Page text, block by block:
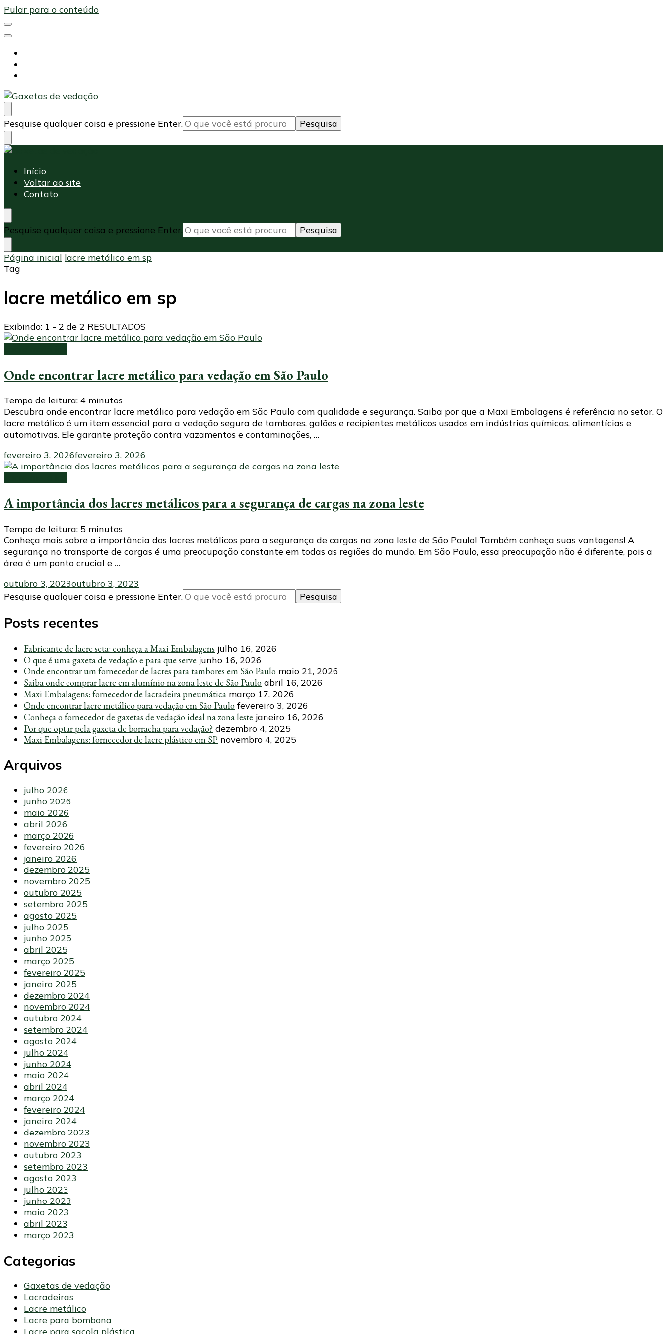
Pular para o conteúdo
Maxi Embalagens
Blog Maxi Embalagens
Procurando
algo?
Pesquise qualquer coisa e pressione Enter.
Maxi Embalagens
Blog Maxi Embalagens
Início
Voltar ao site
Contato
Procurando
algo?
Pesquise qualquer coisa e pressione Enter.
Página inicial lacre metálico em sp
Tag
lacre metálico em sp
Exibindo: 1 - 2 de 2 RESULTADOS
Onde encontrar lacre metálico para vedação em São Paulo
Tempo de leitura: 4 minutos
Descubra onde encontrar lacre metálico para vedação em São Paulo com qualidade e segurança. Saiba por que a Maxi Embalagens é referência no setor. O
lacre metálico é um item essencial para a vedação segura de tambores, galões e recipientes metálicos usados em indústrias químicas, alimentícias e
automotivas. Ele garante proteção contra vazamentos e contaminações, …
fevereiro 3, 2026fevereiro 3, 2026
A importância dos lacres metálicos para a segurança de cargas na zona leste
Tempo de leitura: 5 minutos
Conheça mais sobre a importância dos lacres metálicos para a segurança de cargas na zona leste de São Paulo! Também conheça suas vantagens! A
segurança no transporte de cargas é uma preocupação constante em todas as regiões do mundo. Em São Paulo, essa preocupação não é diferente, pois a
área é um ponto crucial e …
outubro 3, 2023outubro 3, 2023
Procurando
Pesquise qualquer coisa e pressione Enter.
Posts recentes
Fabricante de lacre seta: conheça a Maxi Embalagens julho 16, 2026
O que é uma gaxeta de vedação e para que serve junho 16, 2026
Onde encontrar um fornecedor de lacres para tambores em São Paulo maio 21, 2026
Saiba onde comprar lacre em alumínio na zona leste de São Paulo abril 16, 2026
Maxi Embalagens: fornecedor de lacradeira pneumática março 17, 2026
Onde encontrar lacre metálico para vedação em São Paulo fevereiro 3, 2026
Conheça o fornecedor de gaxetas de vedação ideal na zona leste janeiro 16, 2026
Por que optar pela gaxeta de borracha para vedação? dezembro 4, 2025
Maxi Embalagens: fornecedor de lacre plástico em SP novembro 4, 2025
Arquivos
julho 2026
junho 2026
maio 2026
abril 2026
março 2026
fevereiro 2026
janeiro 2026
dezembro 2025
novembro 2025
outubro 2025
setembro 2025
agosto 2025
julho 2025
junho 2025
abril 2025
março 2025
fevereiro 2025
janeiro 2025
dezembro 2024
novembro 2024
outubro 2024
setembro 2024
agosto 2024
julho 2024
junho 2024
maio 2024
abril 2024
março 2024
fevereiro 2024
janeiro 2024
dezembro 2023
novembro 2023
outubro 2023
setembro 2023
agosto 2023
julho 2023
junho 2023
maio 2023
abril 2023
março 2023
Categorias
Gaxetas de vedação
Lacradeiras
Lacre metálico
Lacre para bombona
Lacre para sacola plástica